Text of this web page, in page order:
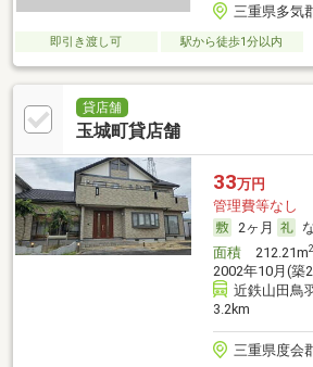
三重県多気
即引き渡し可 駅から徒歩1分以内
貸店舗
玉城町貸店舗
33万円
管理費等なし
2ヶ月
面積212.21m2
2002年10月(築
近鉄山田鳥
3.2km
三重県度会